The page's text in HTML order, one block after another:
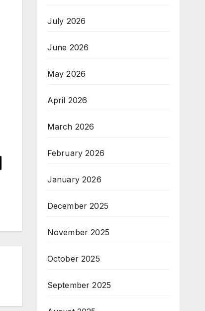
July 2026
June 2026
May 2026
April 2026
March 2026
February 2026
January 2026
December 2025
November 2025
October 2025
September 2025